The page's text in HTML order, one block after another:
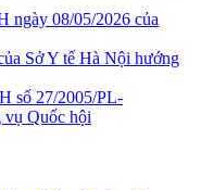
08/05/2026 của
Sở Y tế Hà Nội hướng
số 27/2005/PL-
Quốc hội